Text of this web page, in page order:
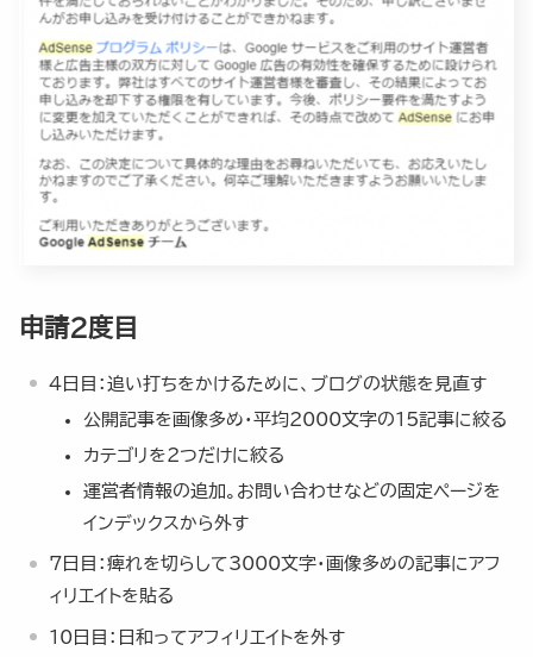
申請2度目
4日目：追い打ちをかけるために、ブログの状態を見直す
公開記事を画像多め・平均2000文字の15記事に絞る
カテゴリを2つだけに絞る
運営者情報の追加。お問い合わせなどの固定ページを
インデックスから外す
7日目：痺れを切らして3000文字・画像多めの記事にアフ
ィリエイトを貼る
10日目：日和ってアフィリエイトを外す